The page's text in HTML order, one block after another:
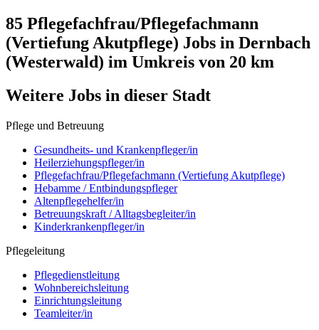
85 Pflegefachfrau/Pflegefachmann
(Vertiefung Akutpflege) Jobs in Dernbach
(Westerwald) im Umkreis von 20 km
Weitere Jobs in dieser Stadt
Pflege und Betreuung
Gesundheits- und Krankenpfleger/in
Heilerziehungspfleger/in
Pflegefachfrau/Pflegefachmann (Vertiefung Akutpflege)
Hebamme / Entbindungspfleger
Altenpflegehelfer/in
Betreuungskraft / Alltagsbegleiter/in
Kinderkrankenpfleger/in
Pflegeleitung
Pflegedienstleitung
Wohnbereichsleitung
Einrichtungsleitung
Teamleiter/in